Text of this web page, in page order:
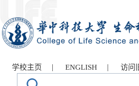
学校主页 | ENGLISH | 访问